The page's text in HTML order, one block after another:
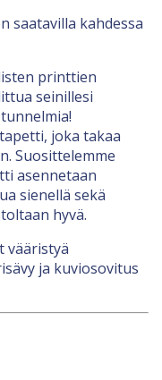
saatavilla kahdessa
printtien
seinillesi
joka takaa
Suosittelemme
asennetaan
sienellä sekä
hyvä.
vääristyä
ja kuviosovitus